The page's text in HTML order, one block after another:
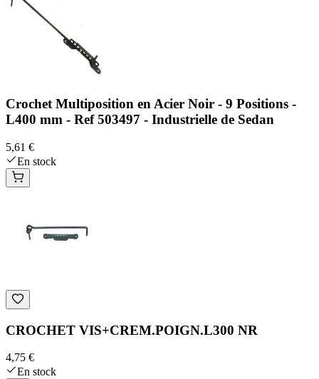
Crochet Multiposition en Acier Noir - 9 Positions -
L400 mm - Ref 503497 - Industrielle de Sedan
5,61 €
En stock
CROCHET VIS+CREM.POIGN.L300 NR
4,75 €
En stock